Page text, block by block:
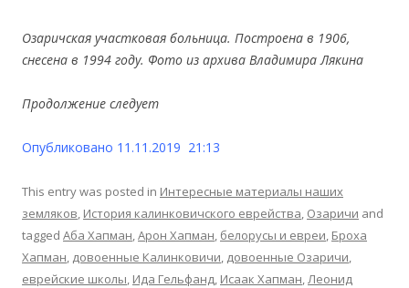
Озаричская участковая больница. Построена в 1906,
снесена в 1994 году. Фото из архива Владимира Лякина
Продолжение следует
Опубликовано 11.11.2019 21:13
This entry was posted in Интересные материалы наших
земляков, История калинковичского еврейства, Озаричи and
tagged Аба Хапман,Арон Хапман, белорусы и евреи, Броха
Хапман, довоенные Калинковичи, довоенные Озаричи,
еврейские школы, Ида Гельфанд, Исаак Хапман,Леонид